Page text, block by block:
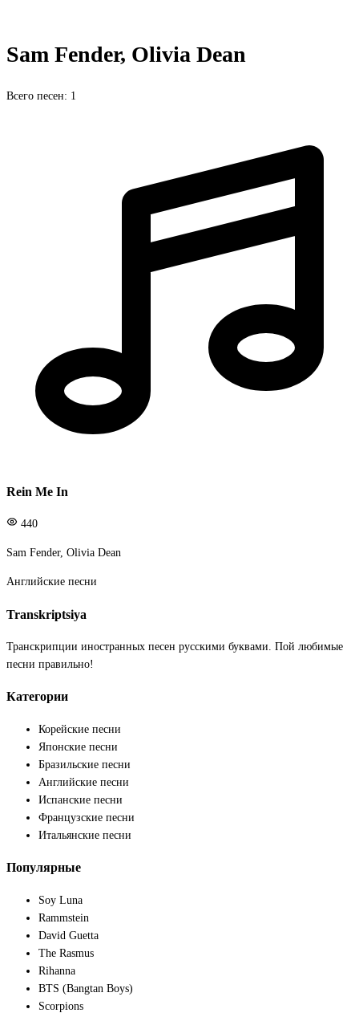
Sam Fender, Olivia Dean
Всего песен: 1
Rein Me In
440
Sam Fender, Olivia Dean
Английские песни
Transkriptsiya
Транскрипции иностранных песен русскими буквами. Пой любимые
песни правильно!
Категории
Корейские песни
Японские песни
Бразильские песни
Английские песни
Испанские песни
Французские песни
Итальянские песни
Популярные
Soy Luna
Rammstein
David Guetta
The Rasmus
Rihanna
BTS (Bangtan Boys)
Scorpions